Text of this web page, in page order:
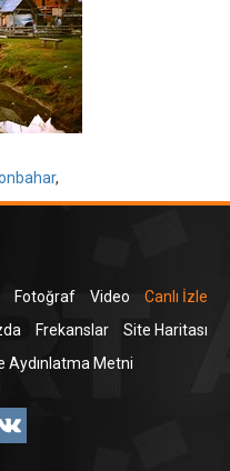
,
Fotoğraf Video
Canlı İzle
Frekanslar
Site Haritası
Aydınlatma Metni